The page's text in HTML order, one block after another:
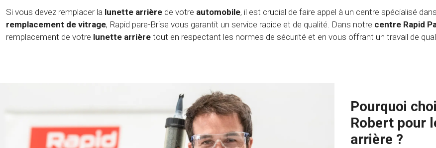
Si vous devez remplacer la lunette arrière de votre automobile, il est crucial de faire appel à un centre spécialisé
remplacement de vitrage, Rapid pare-Brise vous garantit un service rapide et de qualité. Dans notre centre Rapid
remplacement de votre lunette arrière tout en respectant les normes de sécurité et en vous offrant un travail de
Pourquoi
Robert pour
arrière ?